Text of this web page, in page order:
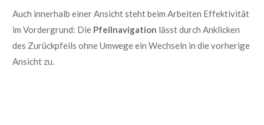
Auch innerhalb einer Ansicht steht beim Arbeiten Effektivität
im Vordergrund: Die Pfeilnavigation lässt durch Anklicken
des Zurückpfeils ohne Umwege ein Wechseln in die vorherige
Ansicht zu.